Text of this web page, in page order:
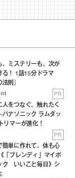
、ミステリーも。次が
る！ 1話15分ドラマ
法則』
PR
人をつなぐ。触れたく
ナソニック ラムダッ
リマーが進化！
PR
簡単に作れて、体も心
「ブレンディ」マイボ
ク いいこと毎日》シ